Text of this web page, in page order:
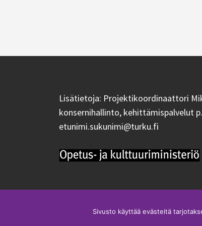
Lisätietoja: Projektikoordinaattori
konsernihallinto, kehittämispalvelut
etunimi.sukunimi@turku.fi
Sivusto käyttää evästeitä